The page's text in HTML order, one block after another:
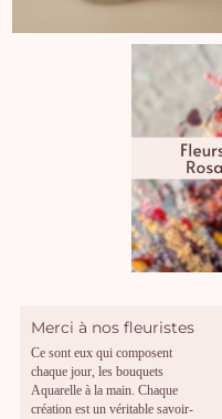
Merci à nos fleuristes
Ce sont eux qui composent
chaque jour, les bouquets
Aquarelle à la main. Chaque
création est un véritable savoir-